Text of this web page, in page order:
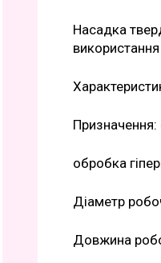
Насадка
Призначення:
обробка
Діаметр
Довжина